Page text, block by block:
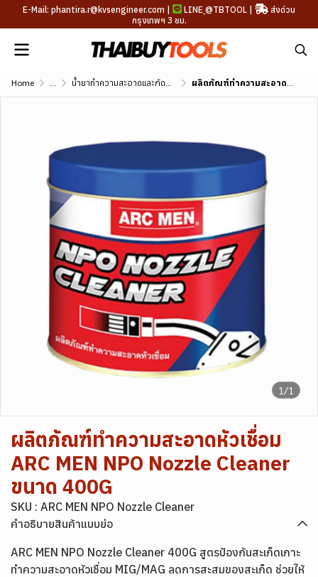
E-Mail: phantira.r@kvsengineer.com | LINE @TBTOOL |
ส่งด่วน
กรุงเทพฯ 3 ชม.
Home ... น้ำยาทำความสะอาดและกัดสนิม ผลิตภัณฑ์ทำความสะอาดหัวเชื่อม ARC MEN NPO Nozzle Cleaner ขนาด 400G
1/1
ผลิตภัณฑ์ทำความสะอาดหัวเชื่อม
ARC MEN NPO Nozzle Cleaner
ขนาด 400G
SKU : ARC MEN NPO Nozzle Cleaner
คำอธิบายสินค้าแบบย่อ
ARC MEN NPO Nozzle Cleaner 400G สูตรป้องกันสะเก็ดเกาะ
ทำความสะอาดหัวเชื่อม MIG/MAG ลดการสะสมของสะเก็ด ช่วยให้